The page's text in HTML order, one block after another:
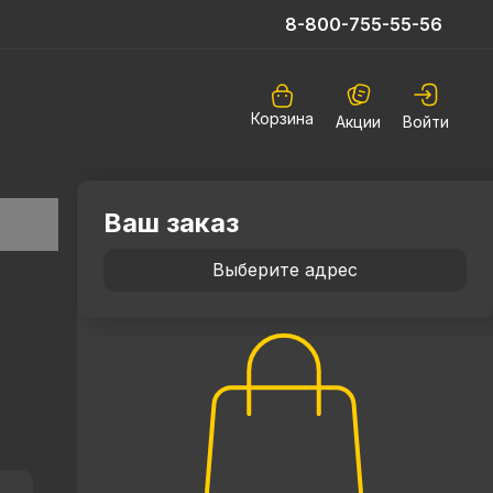
8-800-755-55-56
Корзина Акции Войти
Ваш заказ
Выберите адрес